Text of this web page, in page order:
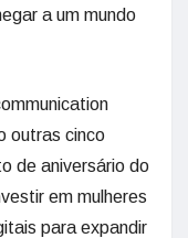
a um mundo
outras cinco
de aniversário do
em mulheres
para expandir